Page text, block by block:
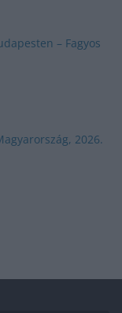
– Fagyos
2026.